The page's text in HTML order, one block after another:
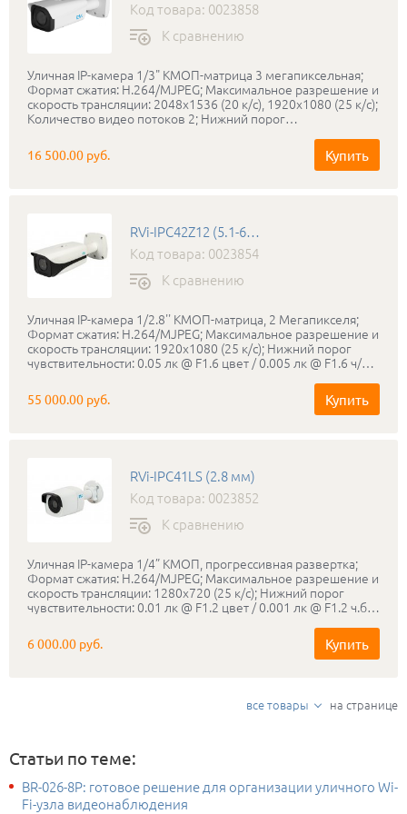
Код товара: 0023858
К сравнению
Уличная IP-камера 1/3" КМОП-матрица 3 мегапиксельная;
Формат сжатия: H.264/MJPEG; Максимальное разрешение и
скорость трансляции: 2048x1536 (20 к/с), 1920x1080 (25 к/с);
Количество видео потоков 2; Нижний порог
Вариофокальный объектив: 2.7-12 мм с АРД; Режим «день-
ночь»: Механический ИК-фильтр; ИК-подсветка: до 30
метров; Соответствие стандартам ONVIF; Класс защиты:
поставляется бесплатное профессиональное программное
обеспечение RVi-SmartPSS.
16 500.00 руб. Купить
RVi-IPC42Z12 (5.1-61.2 мм)
Код товара: 0023854
К сравнению
Уличная IP-камера 1/2.8'' КМОП-матрица, 2 Мегапикселя;
Формат сжатия: H.264/MJPEG; Максимальное разрешение и
скорость трансляции: 1920х1080 (25 к/с); Нижний порог
чувствительности: 0.05 лк @ F1.6 цвет / 0.005 лк @ F1.6 ч/б;
Трансфокатор: 5.1-61.2 мм; ИК-подсветка: До 100 метров;
Соответствие стандартам ONVIF; Класс защиты: IP66;
Диапазон рабочих температур: -40…+60°С; Питание: PoE
55 000.00 руб. Купить
RVi-IPC41LS (2.8 мм)
Код товара: 0023852
К сравнению
Уличная IP-камера 1/4” КМОП, прогрессивная развертка;
Формат сжатия: H.264/MJPEG; Максимальное разрешение и
скорость трансляции: 1280х720 (25 к/с); Нижний порог
чувствительности: 0.01 лк @ F1.2 цвет / 0.001 лк @ F1.2 ч.б.;
Мегапиксельный объектив: 2.8 мм; ИК-подсветка: до 20
метров; Соответствие стандартам ONVIF; Класс защиты:
IP66; Диапазон рабочих температур: -40…+50°С; Питание:
6 000.00 руб. Купить
все товары на странице
Статьи по теме:
BR-026-8P: готовое решение для организации уличного Wi-
Fi-узла видеонаблюдения